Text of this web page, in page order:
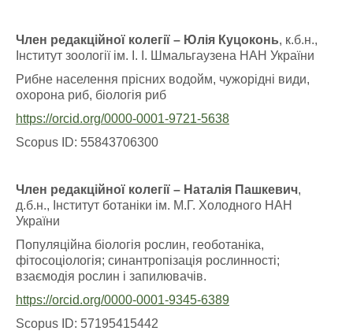
Член редакційної колегії – Юлія Куцоконь, к.б.н.,
Інститут зоології ім. І. І. Шмальгаузена НАН України
Рибне населення прісних водойм, чужорідні види,
охорона риб, біологія риб
https://orcid.org/0000-0001-9721-5638
Scopus ID: 55843706300
Член редакційної колегії – Наталія Пашкевич,
д.б.н., Інститут ботаніки ім. М.Г. Холодного НАН
України
Популяційна біологія рослин, геоботаніка,
фітосоціологія; синантропізація рослинності;
взаємодія рослин і запилювачів.
https://orcid.org/0000-0001-9345-6389
Scopus ID: 57195415442